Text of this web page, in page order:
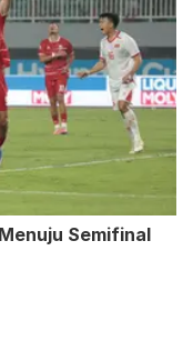
Semifinal